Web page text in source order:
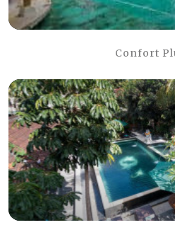
Confort